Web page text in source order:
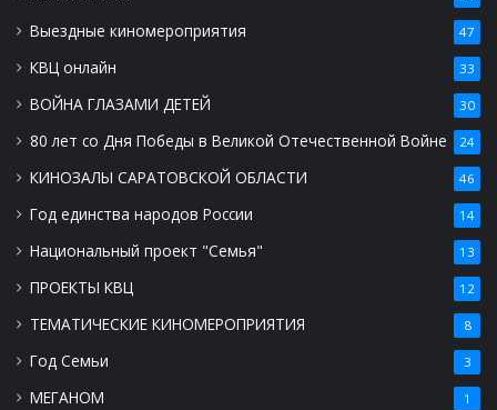
Выездные киномероприятия 47
КВЦ онлайн 33
ВОЙНА ГЛАЗАМИ ДЕТЕЙ 30
80 лет со Дня Победы в Великой Отечественной Войне 24
КИНОЗАЛЫ САРАТОВСКОЙ ОБЛАСТИ 46
Год единства народов России 14
Национальный проект "Семья" 13
ПРОЕКТЫ КВЦ 12
ТЕМАТИЧЕСКИЕ КИНОМЕРОПРИЯТИЯ 8
Год Семьи 3
МЕГАНОМ 1